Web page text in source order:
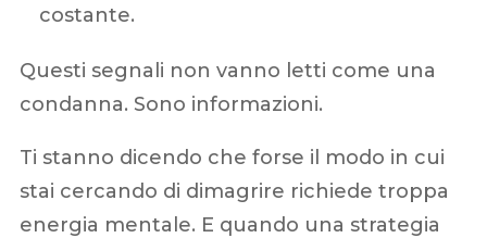
costante.
Questi segnali non vanno letti come una
condanna. Sono informazioni.
Ti stanno dicendo che forse il modo in cui
stai cercando di dimagrire richiede troppa
energia mentale. E quando una strategia